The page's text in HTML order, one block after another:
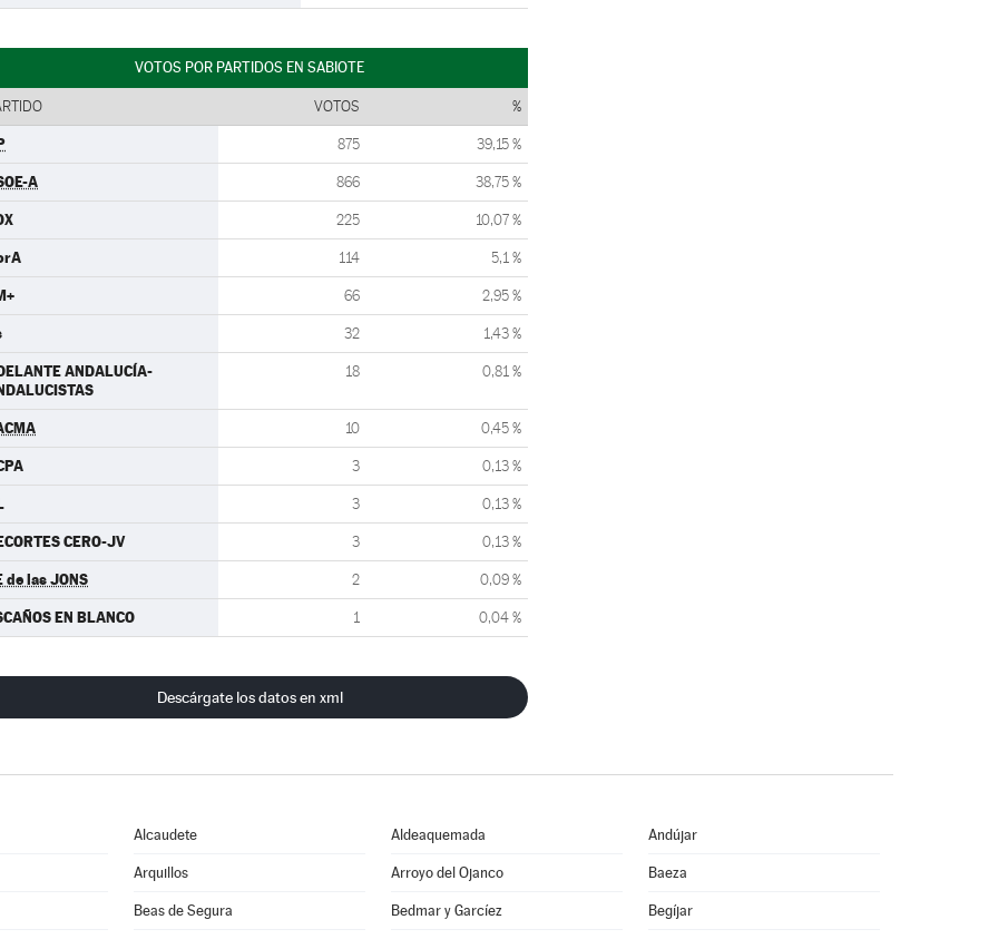
VOTOS POR PARTIDOS EN SABIOTE
VOTOS %
875 39,15 %
A 866 38,75 %
225 10,07 %
114 5,1 %
66 2,95 %
32 1,43 %
ANDALUCÍA-
18 0,81 %
10 0,45 %
3 0,13 %
3 0,13 %
CERO-JV 3 0,13 %
de las JONS 2 0,09 %
EN BLANCO 1 0,04 %
Descárgate los datos en xml
Alcaudete Aldeaquemada Andújar
Arquillos Arroyo del Ojanco Baeza
Beas de Segura Bedmar y Garcíez Begíjar